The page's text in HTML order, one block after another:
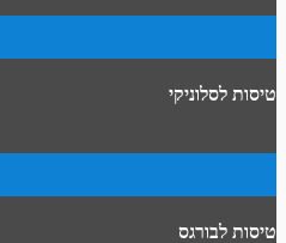
טיסות לסלוניקי
טיסות לבורגס